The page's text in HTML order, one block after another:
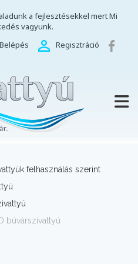
a fejlesztésekkel mert Mi
vagyunk.
Belépés Regisztráció
felhasználás szerint
búvárszivattyú